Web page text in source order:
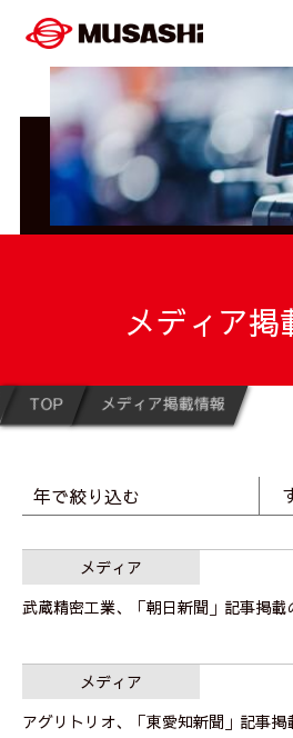
メディア掲
TOP メディア掲載情報
年で絞り込む
メディア
武蔵精密工業、「朝日新聞」記事掲載
メディア
アグリトリオ、「東愛知新聞」記事掲